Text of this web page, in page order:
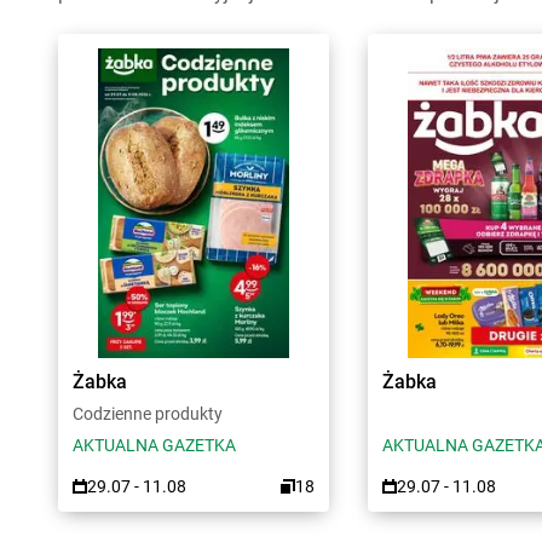
Żabka
Codzienne produkty
AKTUALNA GAZETKA
29.07 - 11.08 18
Żabka
AKTUALNA
29.07 - 11.08